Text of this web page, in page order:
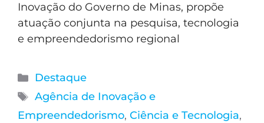
Inovação do Governo de Minas, propõe
atuação conjunta na pesquisa, tecnologia
e empreendedorismo regional
Destaque
Agência de Inovação e
Empreendedorismo, Ciência e Tecnologia,